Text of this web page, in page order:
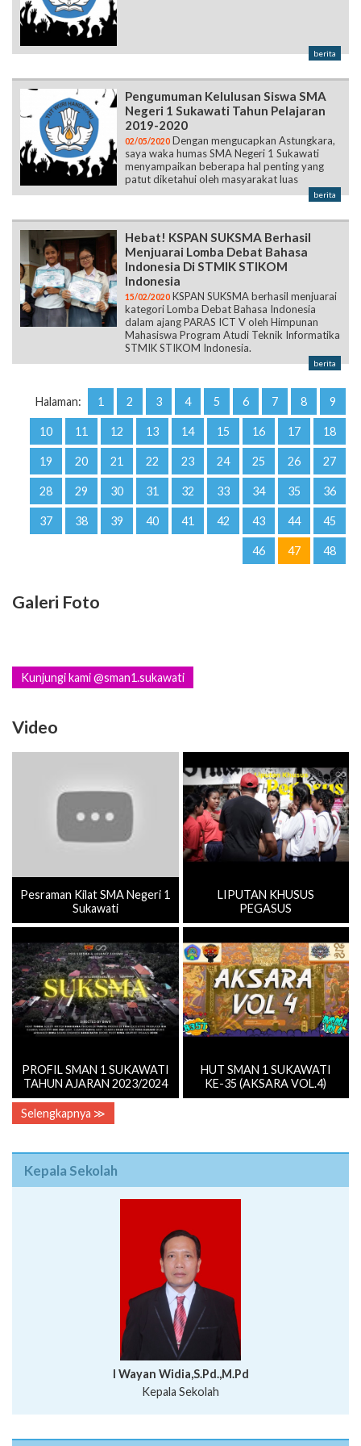
berita
Pengumuman Kelulusan Siswa SMA
Negeri 1 Sukawati Tahun Pelajaran
2019-2020
02/05/2020 Dengan mengucapkan Astungkara,
saya waka humas SMA Negeri 1 Sukawati
menyampaikan beberapa hal penting yang
patut diketahui oleh masyarakat luas
berita
Hebat! KSPAN SUKSMA Berhasil
Menjuarai Lomba Debat Bahasa
Indonesia Di STMIK STIKOM
Indonesia
15/02/2020 KSPAN SUKSMA berhasil menjuarai
kategori Lomba Debat Bahasa Indonesia
dalam ajang PARAS ICT V oleh Himpunan
Mahasiswa Program Atudi Teknik Informatika
STMIK STIKOM Indonesia.
berita
Halaman: 1 2 3 4 5 6 7 8 9
10 11 12 13 14 15 16 17 18
19 20 21 22 23 24 25 26 27
28 29 30 31 32 33 34 35 36
37 38 39 40 41 42 43 44 45
46 47 48
Galeri Foto
Kunjungi kami @sman1.sukawati
Video
Pesraman Kilat SMA Negeri 1
Sukawati
LIPUTAN KHUSUS
PEGASUS
PROFIL SMAN 1 SUKAWATI
TAHUN AJARAN 2023/2024
HUT SMAN 1 SUKAWATI
KE-35 (AKSARA VOL.4)
Selengkapnya ≫
Kepala Sekolah
I Wayan Widia,S.Pd.,M.Pd
Kepala Sekolah